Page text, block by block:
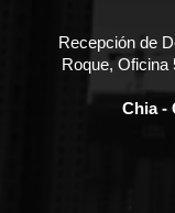
Recepción de
Roque, Oficina
Chia -